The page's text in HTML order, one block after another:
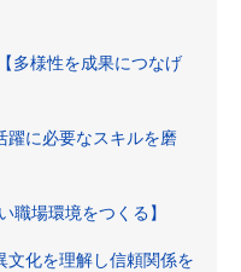
多様性を成果につなげ
躍に必要なスキルを磨
職場環境をつくる】
化を理解し信頼関係を